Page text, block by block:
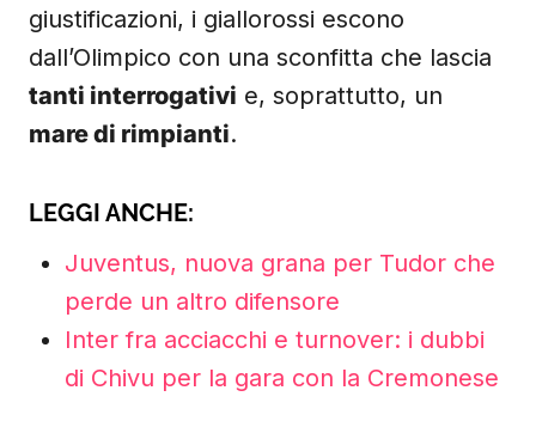
giustificazioni, i giallorossi escono
dall’Olimpico con una sconfitta che lascia
tanti interrogativi e, soprattutto, un
mare di rimpianti.
LEGGI ANCHE:
Juventus, nuova grana per Tudor che
perde un altro difensore
Inter fra acciacchi e turnover: i dubbi
di Chivu per la gara con la Cremonese